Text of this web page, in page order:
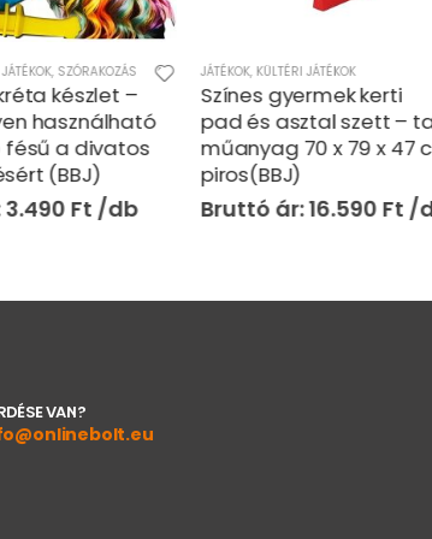
–
divatos
Ft
JÁTÉKOK KÜLTÉRI JÁTÉKOK
Színes gyermek kerti
pad és asztal szett – tartós
műanyag 70 x 79 x 47 cm-
piros(BBJ)
16.590Ft
VAN?